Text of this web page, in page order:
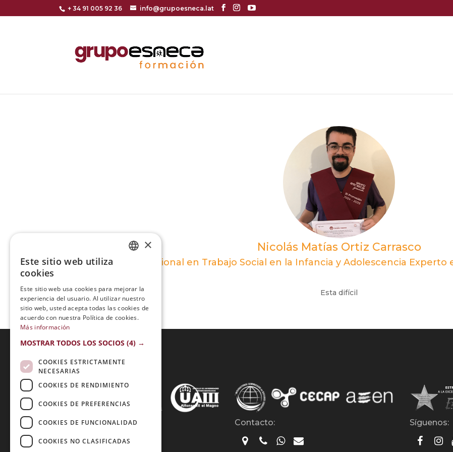
+ 34 91 005 92 36 info@grupoesneca.lat
Nicolás Matías Ortiz Carrasco
Maestría Internacional en Trabajo Social en la Infancia y Adolescencia Experto
Esta difícil
Acreditaciones:
Métodos de Pago: Contacto: Síguenos:
×
Este sitio web utiliza
cookies
Este sitio web usa cookies para mejorar la
experiencia del usuario. Al utilizar nuestro
sitio web, usted acepta todas las cookies de
acuerdo con nuestra Política de cookies.
Más información
MOSTRAR TODOS LOS SOCIOS (4) →
COOKIES ESTRICTAMENTE
NECESARIAS
COOKIES DE RENDIMIENTO
COOKIES DE PREFERENCIAS
COOKIES DE FUNCIONALIDAD
COOKIES NO CLASIFICADAS